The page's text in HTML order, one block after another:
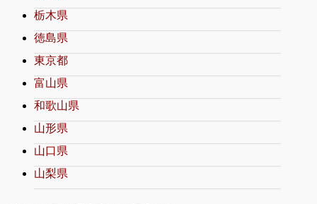
栃木県
徳島県
東京都
富山県
和歌山県
山形県
山口県
山梨県